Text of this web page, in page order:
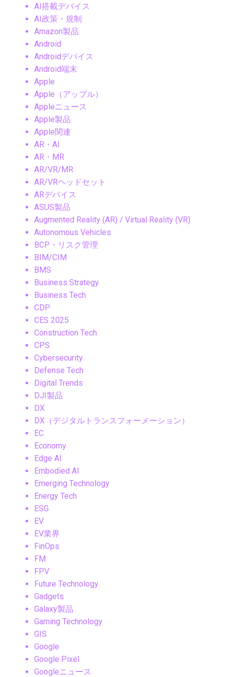
AI搭載デバイス
AI政策・規制
Amazon製品
Android
Androidデバイス
Android端末
Apple
Apple（アップル）
Appleニュース
Apple製品
Apple関連
AR・AI
AR・MR
AR/VR/MR
AR/VRヘッドセット
ARデバイス
ASUS製品
Augmented Reality (AR) / Virtual Reality (VR)
Autonomous Vehicles
BCP・リスク管理
BIM/CIM
BMS
Business Strategy
Business Tech
CDP
CES 2025
Construction Tech
CPS
Cybersecurity
Defense Tech
Digital Trends
DJI製品
DX
DX（デジタルトランスフォーメーション）
EC
Economy
Edge AI
Embodied AI
Emerging Technology
Energy Tech
ESG
EV
EV業界
FinOps
FM
FPV
Future Technology
Gadgets
Galaxy製品
Gaming Technology
GIS
Google
Google Pixel
Googleニュース